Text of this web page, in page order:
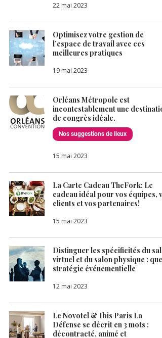
22 mai 2023
Optimisez votre gestion de
l’espace de travail avec ces
meilleures pratiques
19 mai 2023
Orléans Métropole est
incontestablement une
de congrès idéale.
Nos suggestions de lieux
15 mai 2023
La Carte Cadeau TheFork: Le
cadeau idéal pour vos équipes,
clients et vos partenaires!
15 mai 2023
Distinguer les spécificités du
virtuel et du salon physique :
stratégie événementielle
12 mai 2023
Le Novotel & Ibis Paris La
Défense se décrit en 3 mots :
décontracté, animé et